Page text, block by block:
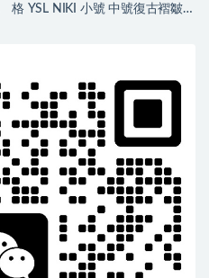
格 YSL NIKI 小號 中號復古褶皺真